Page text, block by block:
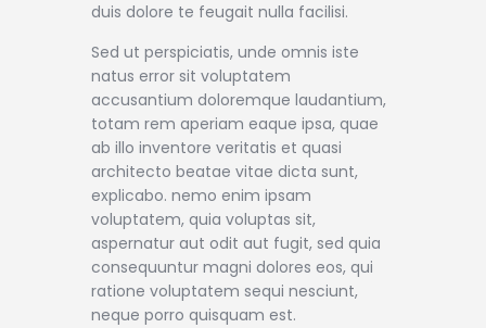
duis dolore te feugait nulla facilisi.
Sed ut perspiciatis, unde omnis iste
natus error sit voluptatem
accusantium doloremque laudantium,
totam rem aperiam eaque ipsa, quae
ab illo inventore veritatis et quasi
architecto beatae vitae dicta sunt,
explicabo. nemo enim ipsam
voluptatem, quia voluptas sit,
aspernatur aut odit aut fugit, sed quia
consequuntur magni dolores eos, qui
ratione voluptatem sequi nesciunt,
neque porro quisquam est.